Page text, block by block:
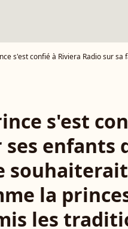
le souhaiterait. Le prince Albert II de Monaco, sa femme la princesse Charlene et Camille Gottlieb ont remis les traditionnels colis de Noël aux aînés
s'est
ses enfants
la
les